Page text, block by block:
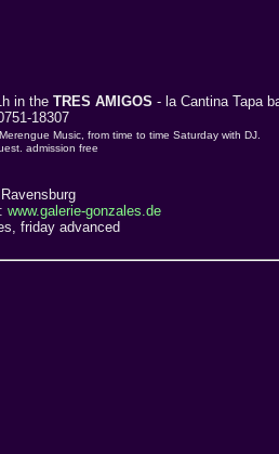
in the TRES AMIGOS - la Cantina Tapa
18307
Music, from time to time Saturday with DJ.
admission free
www.galerie-gonzales.de
friday advanced